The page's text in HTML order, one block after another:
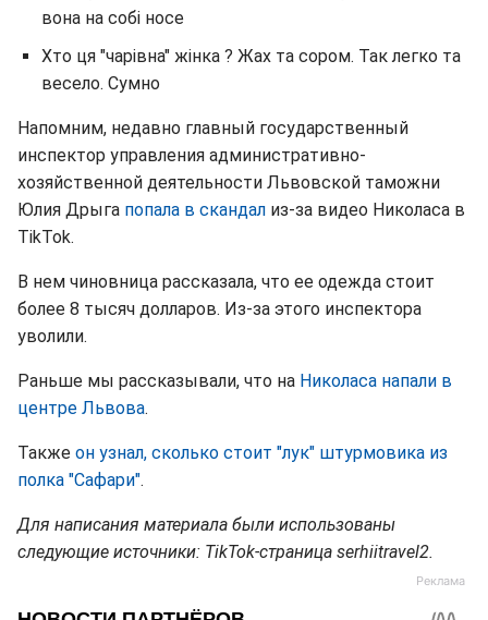
вона на собі носе
Хто ця "чарівна" жінка ? Жах та сором. Так легко та
весело. Сумно
Напомним, недавно главный государственный
инспектор управления административно-
хозяйственной деятельности Львовской таможни
Юлия Дрыга попала в скандал из-за видео Николаса в
TikTok.
В нем чиновница рассказала, что ее одежда стоит
более 8 тысяч долларов. Из-за этого инспектора
уволили.
Раньше мы рассказывали, что на Николаса напали в
центре Львова.
Также он узнал, сколько стоит "лук" штурмовика из
полка "Сафари".
Для написания материала были использованы
следующие источники: TikTok-страница serhiitravel2.